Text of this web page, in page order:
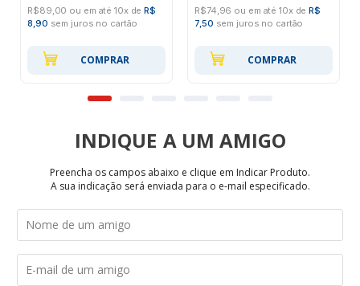
R$89,00 ou em até 10x deR$
8,90 sem juros no cartão
COMPRAR
R$74,96 ou em até 10x deR$
7,50 sem juros no cartão
COMPRAR
INDIQUE
Preencha os campos abaixo e clique em Indicar Produto.
A sua indicação será enviada para o e-mail especificado.